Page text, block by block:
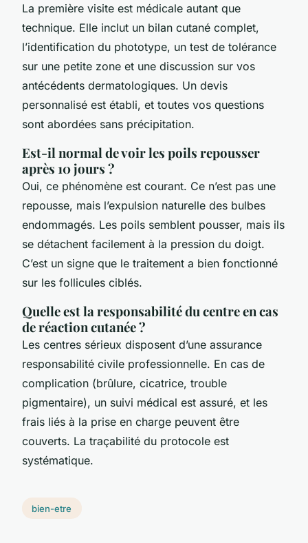
La première visite est médicale autant que
technique. Elle inclut un bilan cutané complet,
l’identification du phototype, un test de tolérance
sur une petite zone et une discussion sur vos
antécédents dermatologiques. Un devis
personnalisé est établi, et toutes vos questions
sont abordées sans précipitation.
Est-il normal de voir les poils repousser
après 10 jours ?
Oui, ce phénomène est courant. Ce n’est pas une
repousse, mais l’expulsion naturelle des bulbes
endommagés. Les poils semblent pousser, mais ils
se détachent facilement à la pression du doigt.
C’est un signe que le traitement a bien fonctionné
sur les follicules ciblés.
Quelle est la responsabilité du centre en cas
de réaction cutanée ?
Les centres sérieux disposent d’une assurance
responsabilité civile professionnelle. En cas de
complication (brûlure, cicatrice, trouble
pigmentaire), un suivi médical est assuré, et les
frais liés à la prise en charge peuvent être
couverts. La traçabilité du protocole est
systématique.
bien-etre